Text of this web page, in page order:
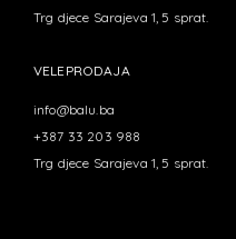
Trg djece Sarajeva 1, 5 sprat.
VELEPRODAJA
info@balu.ba
+387 33 203 988
Trg djece Sarajeva 1, 5 sprat.